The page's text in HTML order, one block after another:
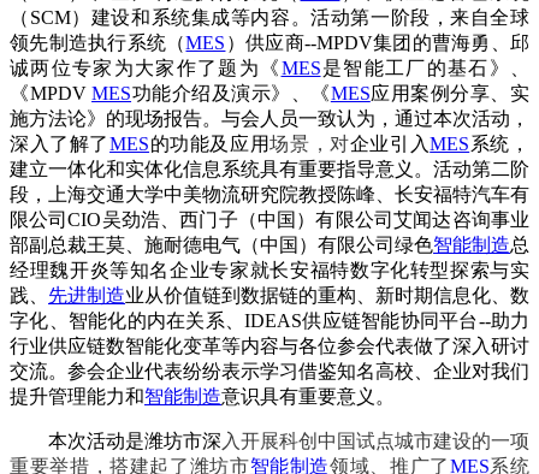
（SCM）建设和系统集成等内容。活动第一阶段，来自全球
领先制造执行系统（MES ）供应商--MPDV集团的曹海勇、邱
诚两位专家为大家作了题为《MES是智能工厂的基石》、
《MPDVMES功能介绍及演示》、《MES应用案例分享、实
施方法论》的现场报告。与会人员一致认为，通过本次活动，
深入了解了MES的功能及应用场景，对企业引入MES系统，
建立一体化和实体化信息系统具有重要指导意义。活动第二阶
段，上海交通大学中美物流研究院教授陈峰、长安福特汽车有
限公司CIO吴劲浩、西门子（中国）有限公司艾闻达咨询事业
部副总裁王莫、施耐德电气（中国）有限公司绿色智能制造总
经理魏开炎等知名企业专家就长安福特数字化转型探索与实
践、 先进制造业从价值链到数据链的重构、新时期信息化、数
字化、智能化的内在关系、IDEAS供应链智能协同平台--助力
行业供应链数智能化变革等内容与各位参会代表做了深入研讨
交流。参会企业代表纷纷表示学习借鉴知名高校、企业对我们
提升管理能力和智能制造意识具有重要意义。
本次活动是潍坊市深 入开展科创中国试点城市建设的一项
重要举措，搭建起了潍坊市智能制造领域、推广了MES系统